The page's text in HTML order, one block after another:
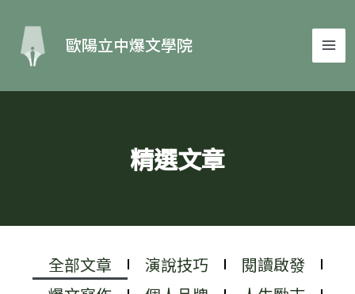
容
歐陽立中爆文學院
精選文章
全部文章 演說技巧
閱讀啟發